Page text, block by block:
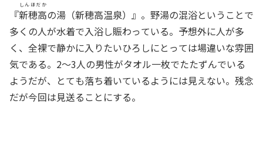
『新穂高
しんほだか
の湯（新穂高温泉）』。野湯の混浴ということで
多くの人が水着で入浴し賑わっている。予想外に人が多
く、全裸で静かに入りたいひろしにとっては場違いな雰囲
気である。2～3人の男性がタオル一枚でたたずんでいる
ようだが、とても落ち着いているようには見えない。残念
だが今回は見送ることにする。